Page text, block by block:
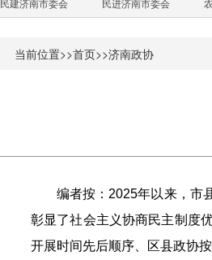
民建济南市委会 民进济南市委会
当前位置>>首页>>济南政协
编者按：2025年以来，市
彰显了社会主义协商民主制度
开展时间先后顺序、区县政协